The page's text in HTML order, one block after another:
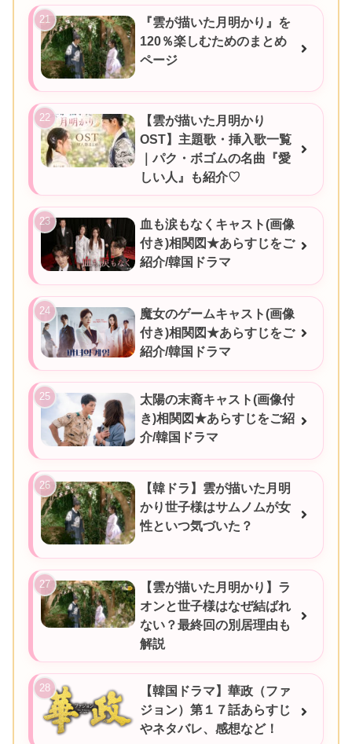
『雲が描いた月明かり』を
120％楽しむためのまとめ
ページ
【雲が描いた月明かり
OST】主題歌・挿入歌一覧
｜パク・ボゴムの名曲『愛
しい人』も紹介♡
血も涙もなくキャスト(画像
付き)相関図★あらすじをご
紹介/韓国ドラマ
魔女のゲームキャスト(画像
付き)相関図★あらすじをご
紹介/韓国ドラマ
太陽の末裔キャスト(画像付
き)相関図★あらすじをご紹
介/韓国ドラマ
【韓ドラ】雲が描いた月明
かり世子様はサムノムが女
性といつ気づいた？
【雲が描いた月明かり】ラ
オンと世子様はなぜ結ばれ
ない？最終回の別居理由も
解説
【韓国ドラマ】華政（ファ
ジョン）第１７話あらすじ
やネタバレ、感想など！